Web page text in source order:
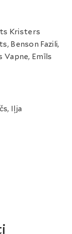
Kristers
Benson Fazili,
Vapne, Emīls
Iļja